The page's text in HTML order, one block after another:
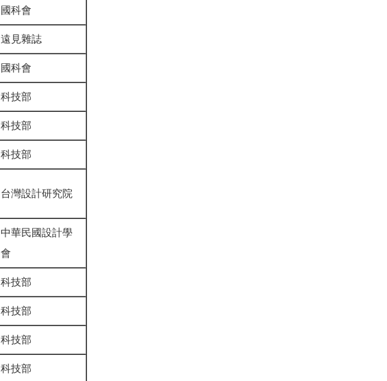
國科會
遠見雜誌
國科會
科技部
科技部
科技部
台灣設計研究院
中華民國設計學
會
科技部
科技部
科技部
科技部